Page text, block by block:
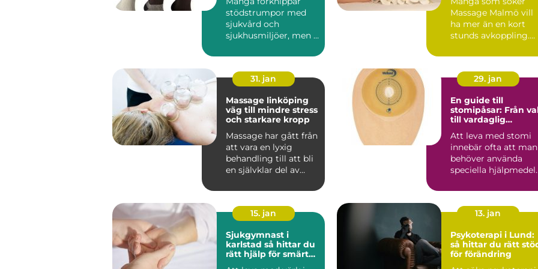
stödstrumpor med
sjukvård och
sjukhusmiljöer, men i
vanliga på...
Massage Malmö vill
ha mer än en kort
stunds avkoppling.
rörligare,...
31. jan
Massage linköping
väg till mindre stress
och starkare kropp
Massage har gått från
att vara en lyxig
behandling till att bli
en självklar del av
29. jan
En guide till
stomipåsar: Från
till vardaglig
Att leva med stomi
innebär ofta att man
behöver använda
speciella hjälpmedel
15. jan
Sjukgymnast i
karlstad så hittar du
rätt hjälp för smärta
13. jan
Psykoterapi i Lund:
så hittar du rätt
för förändring